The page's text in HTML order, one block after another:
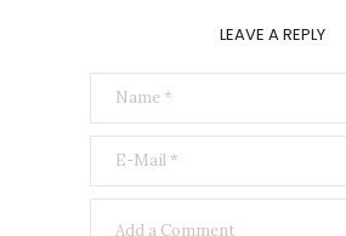
LEAVE A REPLY